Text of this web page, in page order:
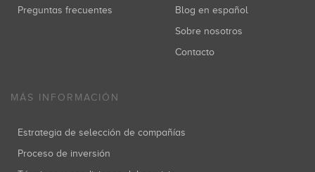
Preguntas frecuentes
Blog en español
Sobre nosotros
Contacto
MÁS INFORMACIÓN
Estrategia de selección de compañías
Proceso de inversión